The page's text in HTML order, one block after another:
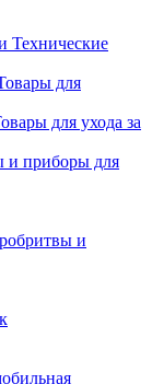
Технические
для
для ухода за
и приборы для
и